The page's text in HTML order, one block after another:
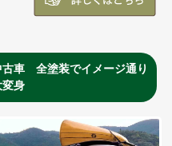
古車 全塗装でイメージ通り
変身